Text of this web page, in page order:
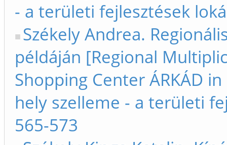
- a területi fejlesztések
Székely Andrea.
példáján [Regional
Shopping Center ÁRKÁD
hely szelleme - a területi
565-573